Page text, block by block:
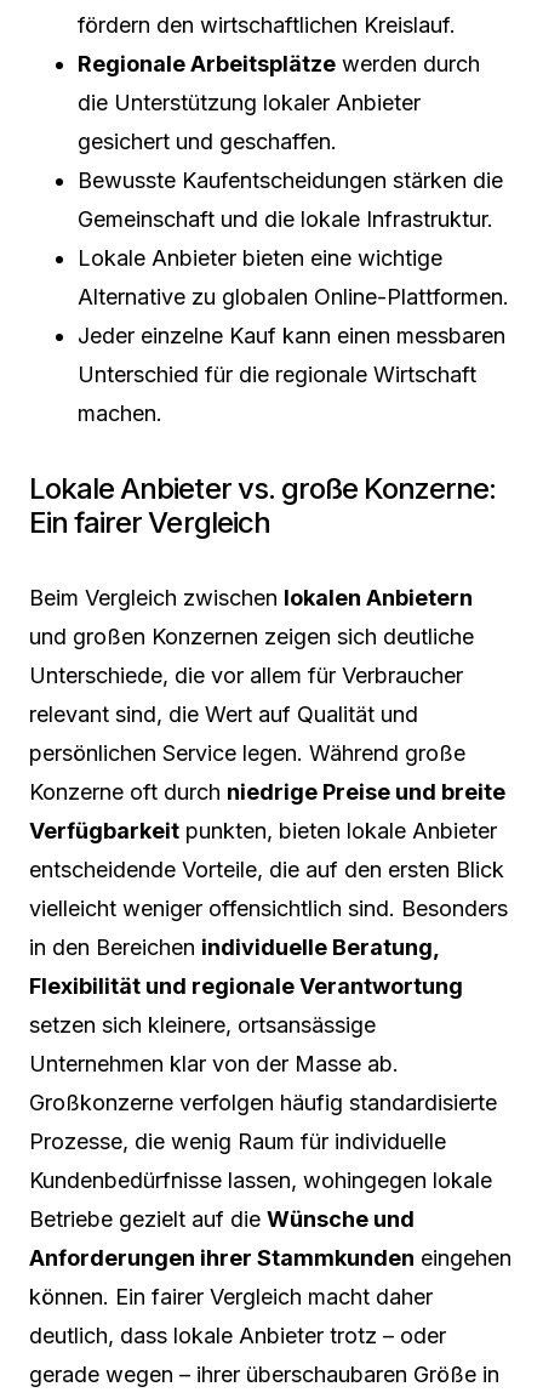
fördern den wirtschaftlichen Kreislauf.
Regionale Arbeitsplätze werden durch
die Unterstützung lokaler Anbieter
gesichert und geschaffen.
Bewusste Kaufentscheidungen stärken die
Gemeinschaft und die lokale Infrastruktur.
Lokale Anbieter bieten eine wichtige
Alternative zu globalen Online-Plattformen.
Jeder einzelne Kauf kann einen messbaren
Unterschied für die regionale Wirtschaft
machen.
Lokale Anbieter vs. große Konzerne:
Ein fairer Vergleich
Beim Vergleich zwischen lokalen Anbietern
und großen Konzernen zeigen sich deutliche
Unterschiede, die vor allem für Verbraucher
relevant sind, die Wert auf Qualität und
persönlichen Service legen. Während große
Konzerne oft durch niedrige Preise und breite
Verfügbarkeit punkten, bieten lokale Anbieter
entscheidende Vorteile, die auf den ersten Blick
vielleicht weniger offensichtlich sind. Besonders
in den Bereichen individuelle Beratung,
Flexibilität und regionale Verantwortung
setzen sich kleinere, ortsansässige
Unternehmen klar von der Masse ab.
Großkonzerne verfolgen häufig standardisierte
Prozesse, die wenig Raum für individuelle
Kundenbedürfnisse lassen, wohingegen lokale
Betriebe gezielt auf die Wünsche und
Anforderungen ihrer Stammkunden eingehen
können. Ein fairer Vergleich macht daher
deutlich, dass lokale Anbieter trotz – oder
gerade wegen – ihrer überschaubaren Größe in